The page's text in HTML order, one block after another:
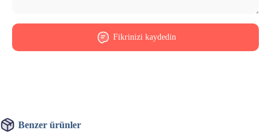
Fikrinizi kaydedin
Benzer ürünler